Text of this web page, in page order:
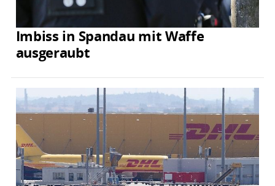
Imbiss in Spandau mit Waffe
ausgeraubt